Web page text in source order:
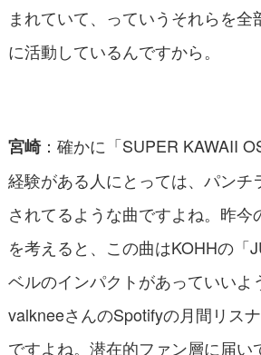
まれていて、っていうそれらを全
に活動しているんですから。
宮崎：確かに「SUPER KAWAII
経験がある人にとっては、パンチ
されてるような曲ですよね。昨今
を考えると、この曲はKOHHの「
ベルのインパクトがあっていいよ
valkneeさんのSpotifyの月間リス
ですよね。潜在的ファン層に届い